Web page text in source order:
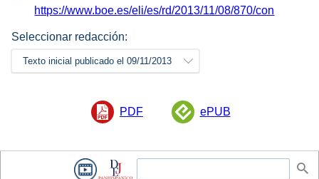
https://www.boe.es/eli/es/rd/2013/11/08/870/con
Seleccionar redacción:
Texto inicial publicado el 09/11/2013
PDF ePUB